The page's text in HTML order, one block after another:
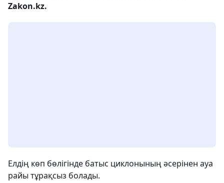
Zakon.kz.
Елдің көп бөлігінде батыс циклонының әсерінен ауа
райы тұрақсыз болады.